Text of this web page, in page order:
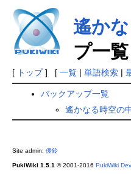
遙か
プ一覧
[ トップ] [ 一覧| 単語検索|
バックアップ一覧
遙かなる時空の
Site admin: 優鈴
PukiWiki 1.5.1 © 2001-2016 PukiWiki